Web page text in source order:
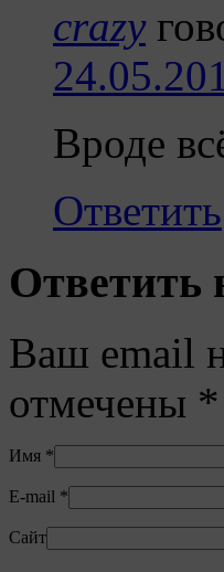
crazy
Вроде
Ответить
Ответить
Ваш email
отмечены *
Имя *
E-mail *
Сайт